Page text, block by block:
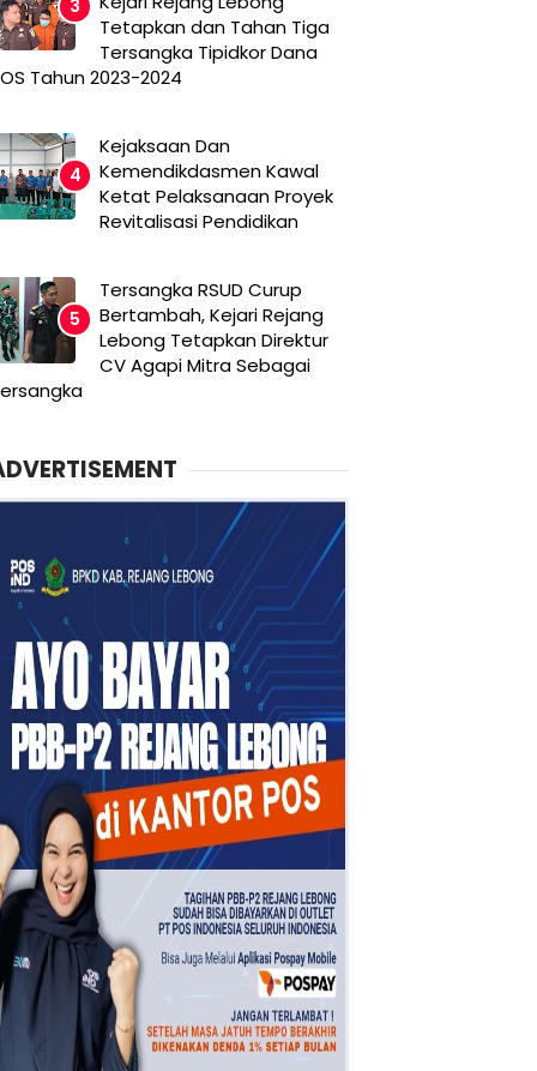
Tetapkan dan Tahan Tiga
Tersangka Tipidkor Dana
Tahun 2023-2024
Kejaksaan Dan
Kemendikdasmen Kawal
Ketat Pelaksanaan Proyek
Revitalisasi Pendidikan
Tersangka RSUD Curup
Bertambah, Kejari Rejang
Lebong Tetapkan Direktur
CV Agapi Mitra Sebagai